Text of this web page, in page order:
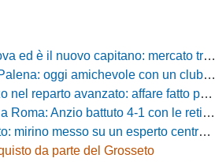
capitano: mercato tra colpi esperti e l'addio a Daffara
amichevole con un club di D verso la Coppa
avanzato: affare fatto per Della Pietra
4-1 con le reti di Palmieri, Esposito, Suhs e Maggio
messo su un esperto centrocampista
da parte del Grosseto